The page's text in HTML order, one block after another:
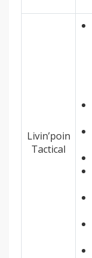
Livin’poin
Tactical